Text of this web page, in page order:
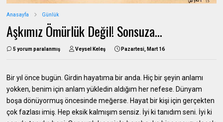
Anasayfa Günlük
Aşkımız Ömürlük Değil! Sonsuza...
5 yorum paralanmış Veysel Keleş Pazartesi, Mart 16
Bir yıl önce bugün. Girdin hayatıma bir anda. Hiç bir şeyin anlamı
yokken, benim için anlam yükledin aldığım her nefese. Dünyam
boşa dönüyormuş öncesinde meğerse. Hayat bir kişi için gerçekten
çok fazlası imiş. Hep eksik kalmışım sensiz. İyi ki tanıdım seni. İyi ki